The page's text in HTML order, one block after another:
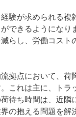
験が求められる複
できるようになり
らし、労働コス
拠点において、荷
これは主に、トラ
待ち時間は、近
の抱える問題を